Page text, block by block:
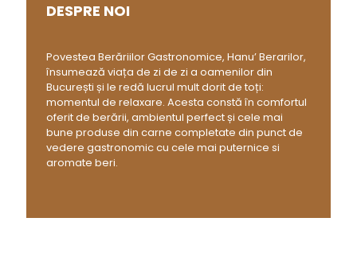
DESPRE NOI
Povestea Berăriilor Gastronomice, Hanu’ Berarilor,
însumează viața de zi de zi a oamenilor din
București și le redă lucrul mult dorit de toți:
momentul de relaxare. Acesta constă în comfortul
oferit de berării, ambientul perfect și cele mai
bune produse din carne completate din punct de
vedere gastronomic cu cele mai puternice si
aromate beri.